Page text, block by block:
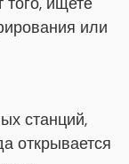
или
станций,
открывается